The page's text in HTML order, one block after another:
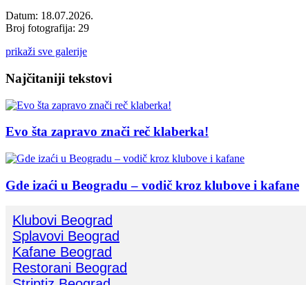
Datum: 18.07.2026.
Broj fotografija: 29
prikaži sve galerije
Najčitaniji tekstovi
Evo šta zapravo znači reč klaberka!
Gde izaći u Beogradu – vodič kroz klubove i kafane
Klubovi Beograd
Splavovi Beograd
Kafane Beograd
Restorani Beograd